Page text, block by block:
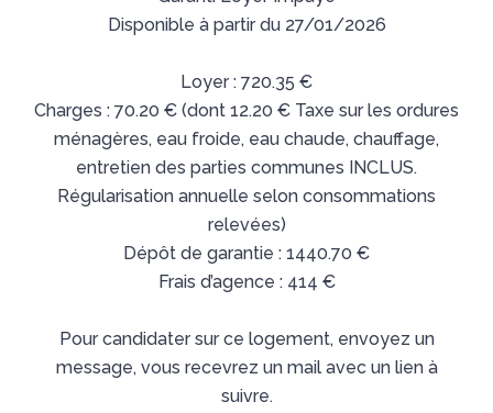
Disponible à partir du 27/01/2026
Loyer : 720.35 €
Charges : 70.20 € (dont 12.20 € Taxe sur les ordures
ménagères, eau froide, eau chaude, chauffage,
entretien des parties communes INCLUS.
Régularisation annuelle selon consommations
relevées)
Dépôt de garantie : 1440.70 €
Frais d’agence : 414 €
Pour candidater sur ce logement, envoyez un
message, vous recevrez un mail avec un lien à
suivre.